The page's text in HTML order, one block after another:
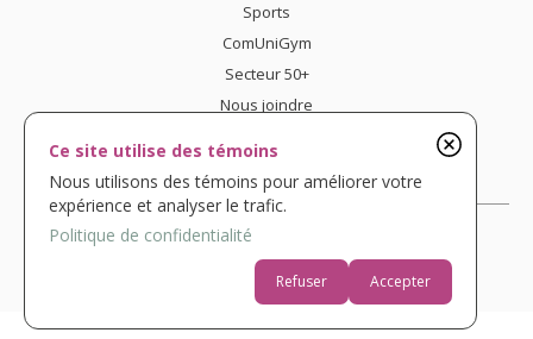
Sports
ComUniGym
Secteur 50+
Nous joindre
UNE RÉALISATION K
Ce site utilise des témoins
Nous utilisons des témoins pour améliorer votre
expérience et analyser le trafic.
Politique de confidentialité
Refuser Accepter